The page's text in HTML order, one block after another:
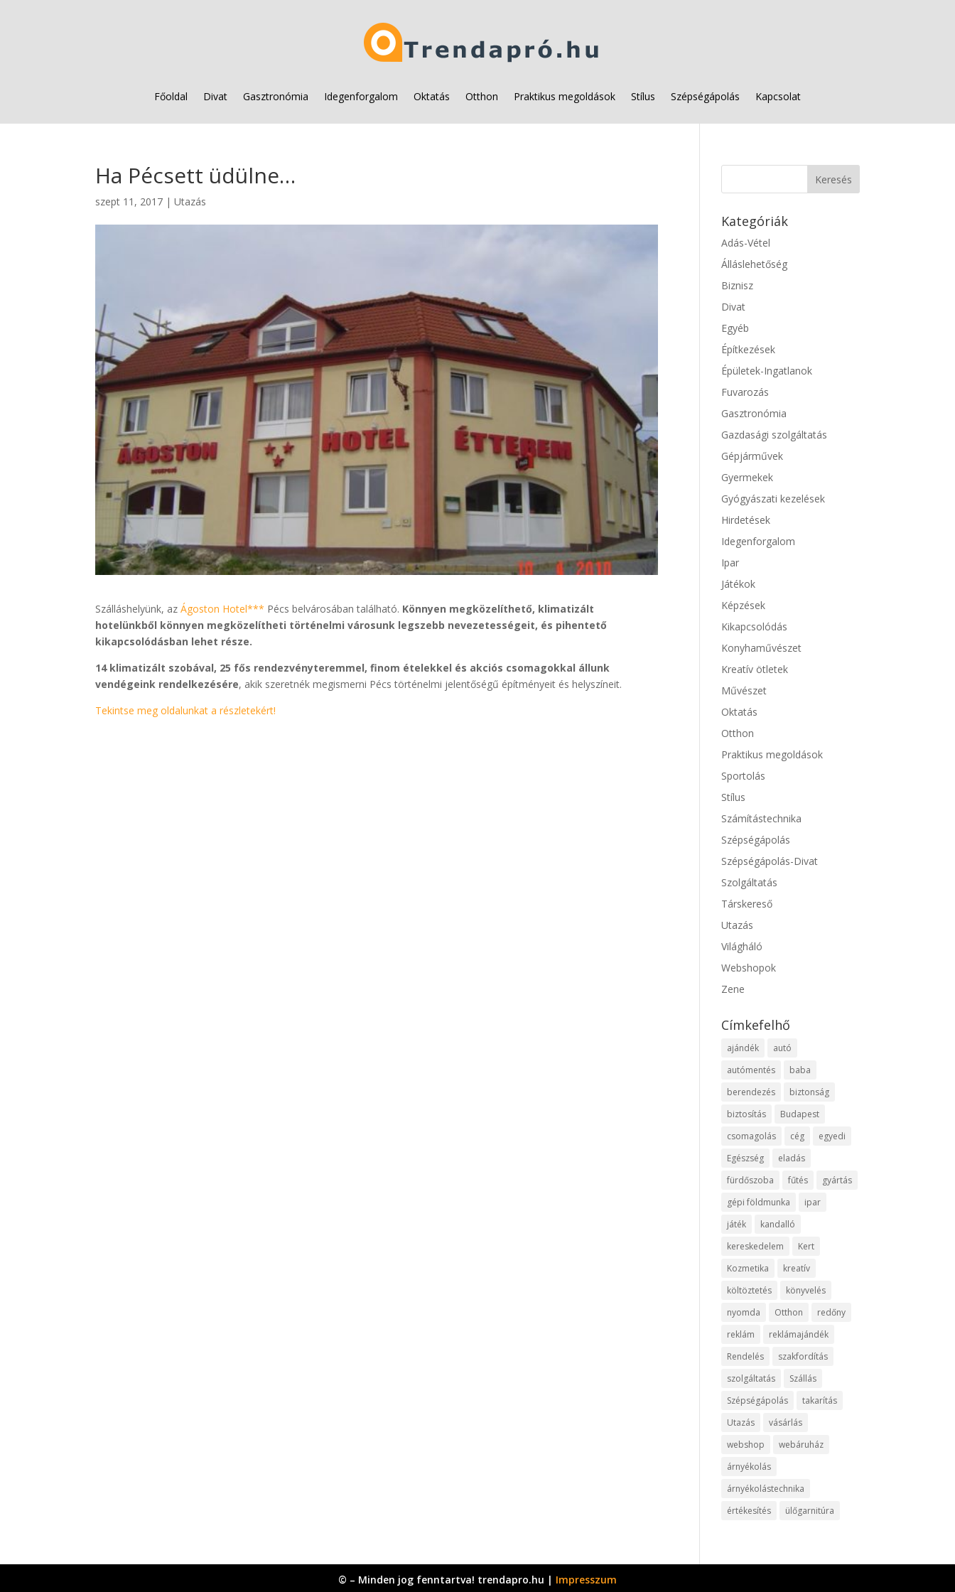
Főoldal Divat Gasztronómia Idegenforgalom Oktatás Otthon Praktikus megoldások Stílus Szépségápolás Kapcsolat
Ha Pécsett üdülne…
szept 11, 2017 |Utazás
Szálláshelyünk, azÁgoston Hotel*** Pécs belvárosában található. Könnyen megközelíthető, klimatizált
hotelünkből könnyen megközelítheti történelmi városunk legszebb nevezetességeit, és pihentető
kikapcsolódásban lehet része.
14 klimatizált szobával, 25 fős rendezvényteremmel, finom ételekkel és akciós csomagokkal állunk
vendégeink rendelkezésére, akik szeretnék megismerni Pécs történelmi jelentőségű építményeit és helyszíneit.
Tekintse meg oldalunkat a részletekért!
Kategóriák
Adás-Vétel
Álláslehetőség
Biznisz
Divat
Egyéb
Építkezések
Épületek-Ingatlanok
Fuvarozás
Gasztronómia
Gazdasági szolgáltatás
Gépjárművek
Gyermekek
Gyógyászati kezelések
Hirdetések
Idegenforgalom
Ipar
Játékok
Képzések
Kikapcsolódás
Konyhaművészet
Kreatív ötletek
Művészet
Oktatás
Otthon
Praktikus megoldások
Sportolás
Stílus
Számítástechnika
Szépségápolás
Szépségápolás-Divat
Szolgáltatás
Társkereső
Utazás
Világháló
Webshopok
Zene
Címkefelhő
ajándék
autó
autómentés
baba
berendezés
biztonság
biztosítás
Budapest
csomagolás
cég
egyedi
Egészség
eladás
fürdőszoba
fűtés
gyártás
gépi földmunka
ipar
játék
kandalló
kereskedelem
Kert
Kozmetika
kreatív
költöztetés
könyvelés
nyomda
Otthon
redőny
reklám
reklámajándék
Rendelés
szakfordítás
szolgáltatás
Szállás
Szépségápolás
takarítás
Utazás
vásárlás
webshop
webáruház
árnyékolás
árnyékolástechnika
értékesítés
ülőgarnitúra
© – Minden jog fenntartva! trendapro.hu | Impresszum